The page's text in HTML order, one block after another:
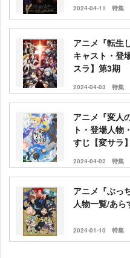
2024-04-11 特集
アニメ『転生
キャスト・登
スラ】第3期
2024-04-03 特集
アニメ『変人
ト・登場人物
すじ【変サラ】
2024-04-02 特集
アニメ『ぶっ
人物一覧/あら
2024-01-10 特集